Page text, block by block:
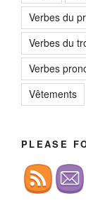
Verbes du
Verbes du
Verbes
Vêtements
PLEASE